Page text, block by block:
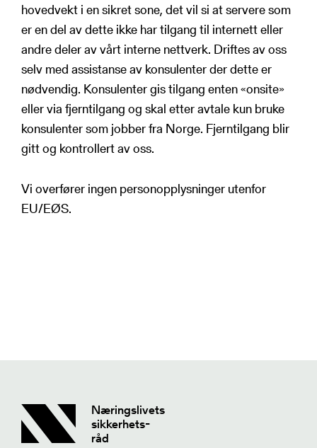
hovedvekt i en sikret sone, det vil si at servere som
er en del av dette ikke har tilgang til internett eller
andre deler av vårt interne nettverk. Driftes av oss
selv med assistanse av konsulenter der dette er
nødvendig. Konsulenter gis tilgang enten «onsite»
eller via fjerntilgang og skal etter avtale kun bruke
konsulenter som jobber fra Norge. Fjerntilgang blir
gitt og kontrollert av oss.
Vi overfører ingen personopplysninger utenfor
EU/EØS.
Næringslivets
sikkerhets-
råd